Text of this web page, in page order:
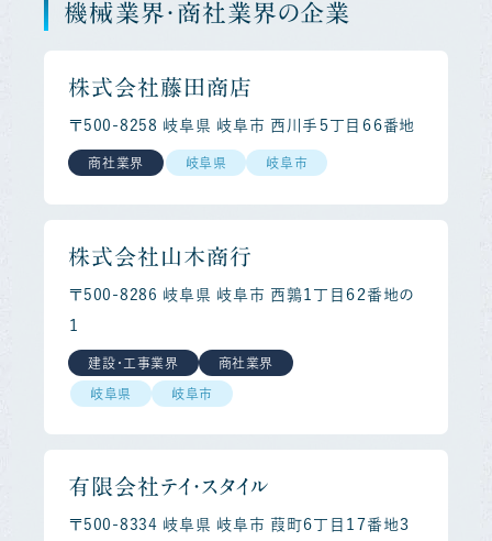
機械業界・商社業界の企業
株式会社藤田商店
〒500-8258 岐阜県 岐阜市 西川手５丁目６６番地
商社業界 岐阜県 岐阜市
株式会社山木商行
〒500-8286 岐阜県 岐阜市 西鶉１丁目６２番地の
１
建設・工事業界 商社業界
岐阜県 岐阜市
有限会社テイ・スタイル
〒500-8334 岐阜県 岐阜市 葭町６丁目１７番地３